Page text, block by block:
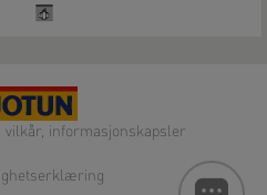
informasjonskapsler